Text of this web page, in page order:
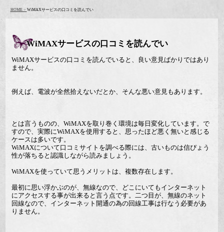
HOME > WiMAXサービスの口コミを読んでい
WiMAXサービスの口コミを読んでい
WiMAXサービスの口コミを読んでいると、良い意見ばかりではあり
ません。
例えば、電波が全然拾えないだとか、そんな悪い意見もあります。
とは言うものの、WiMAXを取り巻く環境は毎日変化しています。で
すので、実際にWiMAXを使用すると、思ったほど悪く無いと感じる
ケースは多いです。
WiMAXについて口コミサイトを調べる際には、古いものは信ぴょう
性が落ちると認識しながら読みましょう。
WiMAXを使っていて思うメリットは、複数存在します。
最初に思い浮かぶのが、無線なので、どこにいてもインターネット
にアクセスする事が出来ると言う点です。二つ目が、無線のネット
回線なので、インターネット開通の為の回線工事は行なう必要があ
りません。